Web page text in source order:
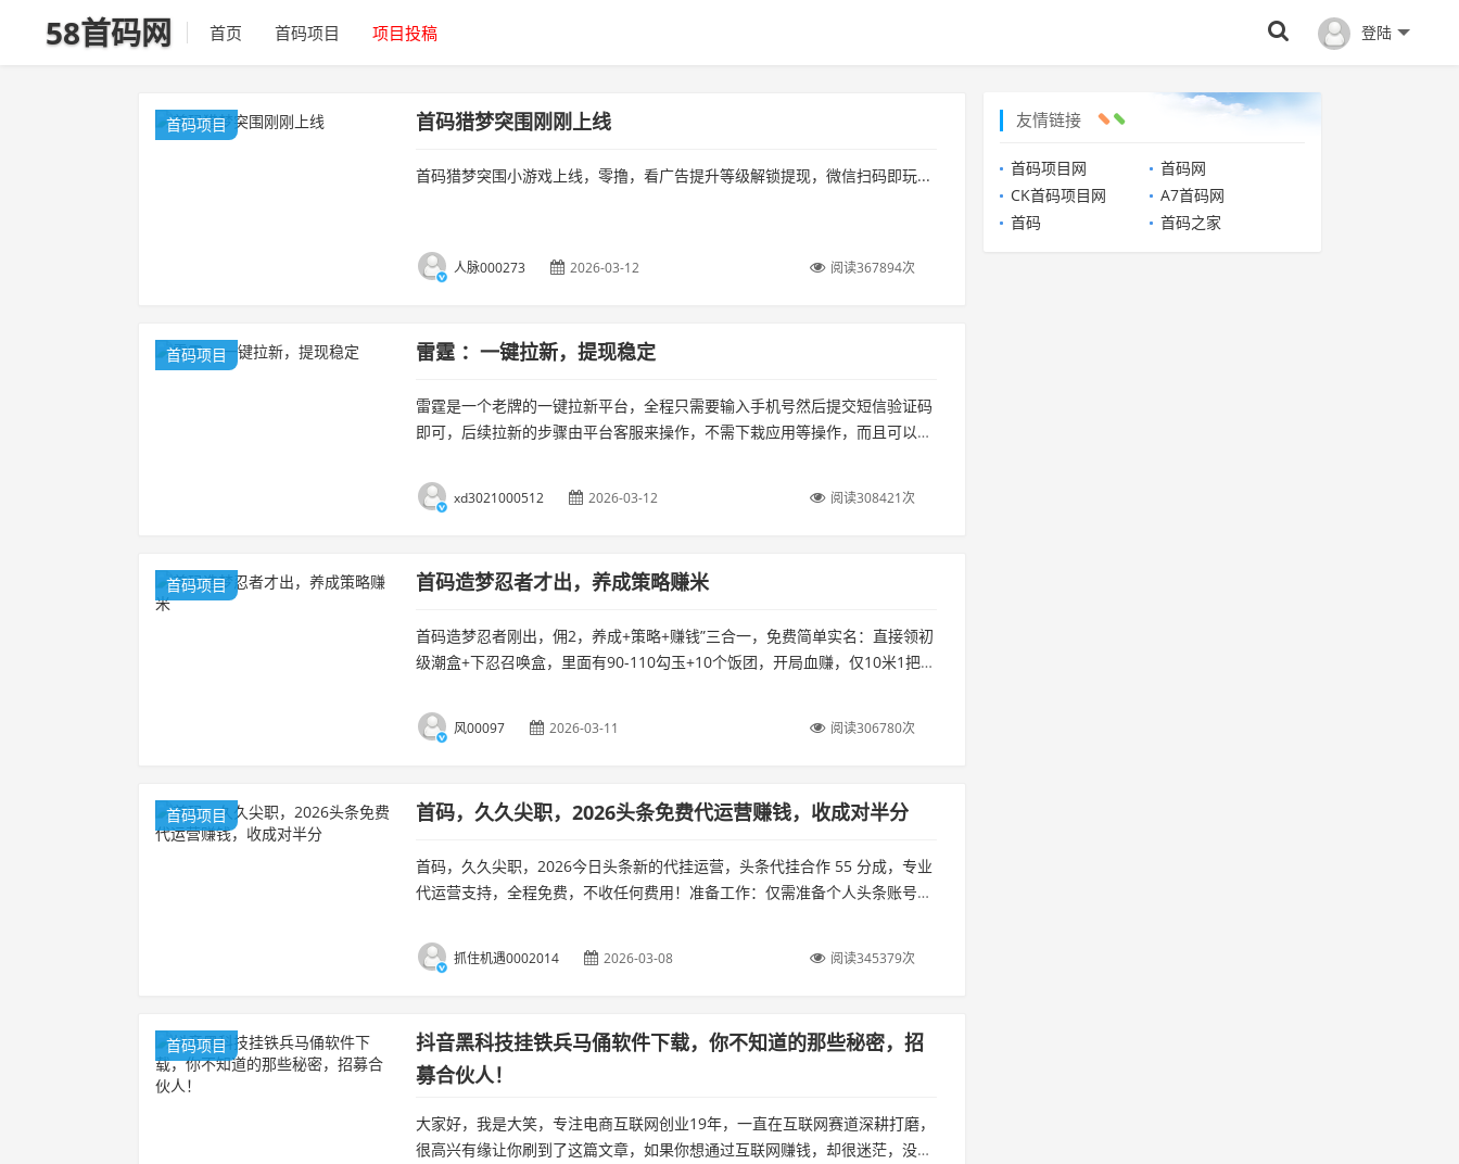
58首码网 登陆
首页 首码项目 项目投稿
首码项目 首码猎梦突围刚刚上线
首码猎梦突围小游戏上线，零撸，看广告提升等级解锁提现，微信扫码即玩...
人脉000273 2026-03-12 阅读367894次
首码项目 雷霆 ：一键拉新，提现稳定
雷霆是一个老牌的一键拉新平台，全程只需要输入手机号然后提交短信验证码
即可，后续拉新的步骤由平台客服来操作，不需下栽应用等操作，而且可以一
xd3021000512 2026-03-12 阅读308421次
首码项目 首码造梦忍者才出，养成策略赚米
首码造梦忍者刚出，佣2，养成+策略+赚钱”三合一，免费简单实名：直接领初
级潮盒+下忍召唤盒，里面有90-110勾玉+10个饭团，开局血赚，仅10米1把钥
风00097 2026-03-11 阅读306780次
首码项目 首码，久久尖职，2026头条免费代运营赚钱，收成对半分
首码，久久尖职，2026今日头条新的代挂运营，头条代挂合作 55 分成，专业
代运营支持，全程免费，不收任何费用！准备工作：仅需准备个人头条账号，
抓住机遇0002014 2026-03-08 阅读345379次
首码项目
抖音黑科技挂铁兵马俑软件下载，你不知道的那些秘密，招
募合伙人！
大家好，我是大笑，专注电商互联网创业19年，一直在互联网赛道深耕打磨，
很高兴有缘让你刷到了这篇文章，如果你想通过互联网赚钱，却很迷茫，没有
友情链接
首码项目网
首码网
CK首码项目网
A7首码网
首码
首码之家